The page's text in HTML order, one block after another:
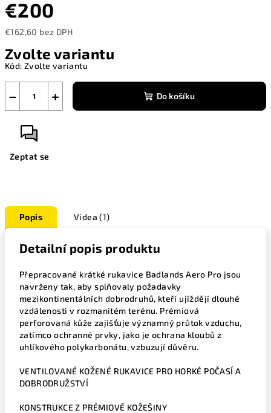
€200
€162,60 bez DPH
cena:
Zvolte variantu
Kód: Zvolte variantu
+
− Do košíku
Zeptat se
Popis Videa (1)
Detailní popis produktu
Přepracované krátké rukavice Badlands Aero Pro jsou
navrženy tak, aby splňovaly požadavky
mezikontinentálních dobrodruhů, kteří ujíždějí dlouhé
vzdálenosti v rozmanitém terénu. Prémiová
perforovaná kůže zajišťuje významný průtok vzduchu,
zatímco ochranné prvky, jako je ochrana kloubů z
uhlíkového polykarbonátu, vzbuzují důvěru.
VENTILOVANÉ KOŽENÉ RUKAVICE PRO HORKÉ POČASÍ A
DOBRODRUŽSTVÍ
KONSTRUKCE Z PRÉMIOVÉ KOŽEŠINY